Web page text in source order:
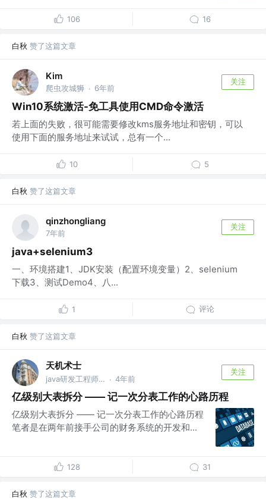
106 16
白秋 赞了这篇文章
Kim
爬虫攻城狮 · 6年前
关注
Win10系统激活-免工具使用CMD命令激活
若上面的失败，很可能需要修改kms服务地址和密钥，可以
使用下面的服务地址来试试，总有一个...
10 5
白秋 赞了这篇文章
qinzhongliang
7年前
关注
java+selenium3
一、环境搭建1、JDK安装（配置环境变量）2、selenium
下载3、测试Demo4、八...
1 评论
白秋 赞了这篇文章
天机术士
java研发工程师 @阿里云计算巢 · 4年前
关注
亿级别大表拆分 —— 记一次分表工作的心路历程
亿级别大表拆分 —— 记一次分表工作的心路历程
笔者是在两年前接手公司的财务系统的开发和...
128 31
白秋 赞了这篇文章